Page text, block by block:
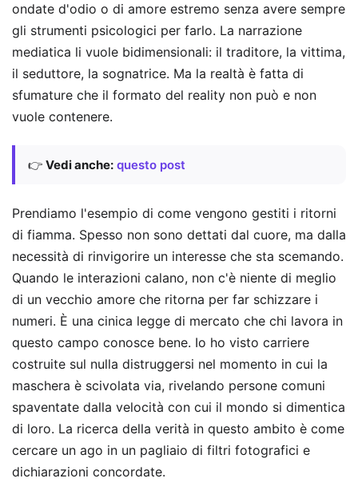
ondate d'odio o di amore estremo senza avere sempre
gli strumenti psicologici per farlo. La narrazione
mediatica li vuole bidimensionali: il traditore, la vittima,
il seduttore, la sognatrice. Ma la realtà è fatta di
sfumature che il formato del reality non può e non
vuole contenere.
👉 Vedi anche: questo post
Prendiamo l'esempio di come vengono gestiti i ritorni
di fiamma. Spesso non sono dettati dal cuore, ma dalla
necessità di rinvigorire un interesse che sta scemando.
Quando le interazioni calano, non c'è niente di meglio
di un vecchio amore che ritorna per far schizzare i
numeri. È una cinica legge di mercato che chi lavora in
questo campo conosce bene. Io ho visto carriere
costruite sul nulla distruggersi nel momento in cui la
maschera è scivolata via, rivelando persone comuni
spaventate dalla velocità con cui il mondo si dimentica
di loro. La ricerca della verità in questo ambito è come
cercare un ago in un pagliaio di filtri fotografici e
dichiarazioni concordate.